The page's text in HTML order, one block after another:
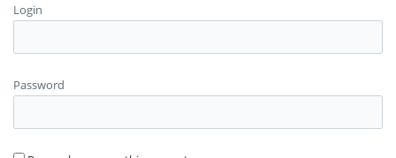
Login
Password